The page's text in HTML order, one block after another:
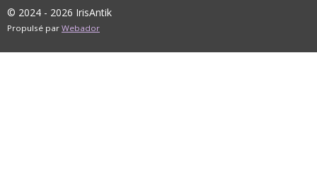
© 2024 - 2026 IrisAntik
Propulsé par Webador